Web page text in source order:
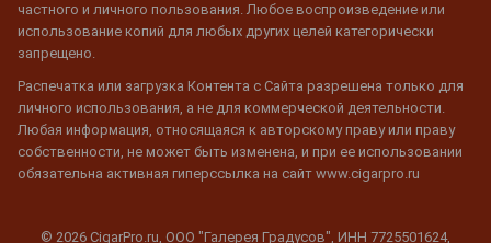
частного и личного пользования. Любое воспроизведение или
использование копий для любых других целей категорически
запрещено.
Распечатка или загрузка Контента с Сайта разрешена только для
личного использования, а не для коммерческой деятельности.
Любая информация, относящаяся к авторскому праву или праву
собственности, не может быть изменена, и при ее использовании
обязательна активная гиперссылка на сайт www.cigarpro.ru
© 2026 CigarPro.ru, ООО "Галерея Градусов", ИНН 7725501624,